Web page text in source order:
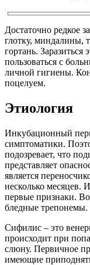
Достаточно редкое
глотку, миндалины,
гортань.
пользоваться с
личной гигиены.
поцелуем.
Этиология
Инкубационный
симптоматики.
подозревает, что
представляет
является
несколько месяцев.
первые признаки.
бледные трепонемы.
Сифилис – это
происходит при
слюну. Первичное
имеющие